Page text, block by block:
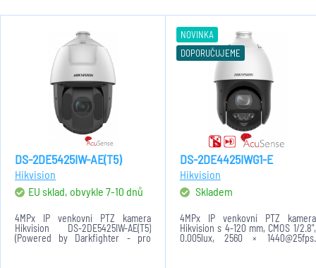
DS-2DE5425IW-AE(T5)
Hikvision
EU sklad, obvykle 7-10 dnů
4MPx IP venkovní PTZ kamera
Hikvision DS-2DE5425IW-AE(T5)
(Powered by Darkfighter - pro
lepší obraz v horších světelných
NOVINKA
DOPORUČUJEME
DS-2DE4425IWG1-E
Hikvision
Skladem
4MPx IP venkovní PTZ kamera
Hikvision s 4-120 mm, CMOS 1/2.8",
0.005lux, 2560 × 1440@25fps.
H.265+/H.265/H.264+/H.264/